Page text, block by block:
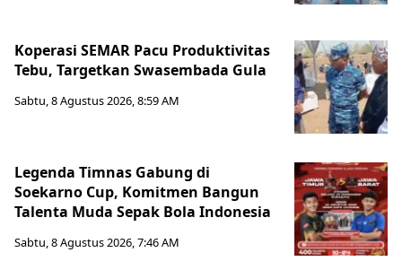
Koperasi SEMAR Pacu Produktivitas
Tebu, Targetkan Swasembada Gula
Sabtu, 8 Agustus 2026, 8:59 AM
Legenda Timnas Gabung di
Soekarno Cup, Komitmen Bangun
Talenta Muda Sepak Bola Indonesia
Sabtu, 8 Agustus 2026, 7:46 AM